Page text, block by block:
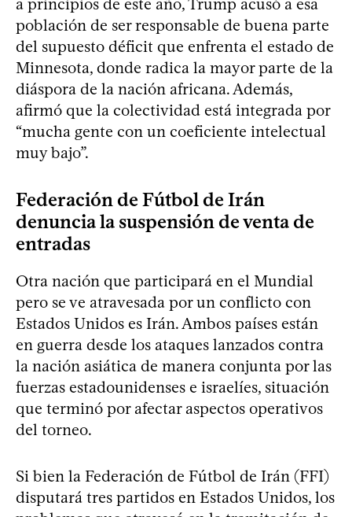
población de ser responsable de buena parte
del supuesto déficit que enfrenta el estado de
Minnesota, donde radica la mayor parte de la
diáspora de la nación africana. Además,
afirmó que la colectividad está integrada por
“mucha gente con un coeficiente intelectual
muy bajo”.
Federación de Fútbol de Irán
denuncia la suspensión de venta de
entradas
Otra nación que participará en el Mundial
pero se ve atravesada por un conflicto con
Estados Unidos es Irán. Ambos países están
en guerra desde los ataques lanzados contra
la nación asiática de manera conjunta por las
fuerzas estadounidenses e israelíes, situación
que terminó por afectar aspectos operativos
del torneo.
Si bien la Federación de Fútbol de Irán (FFI)
disputará tres partidos en Estados Unidos, los